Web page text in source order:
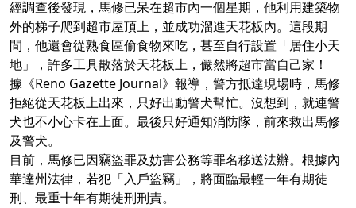
經調查後發現，馬修已呆在超市內一個星期，他利用建築物
外的梯子爬到超市屋頂上，並成功溜進天花板內。這段期
間，他還會從熟食區偷食物來吃，甚至自行設置「居住小天
地」，許多工具散落於天花板上，儼然將超市當自己家！
據《Reno Gazette Journal》報導，警方抵達現場時，馬修
拒絕從天花板上出來，只好出動警犬幫忙。沒想到，就連警
犬也不小心卡在上面。最後只好通知消防隊，前來救出馬修
及警犬。
目前，馬修已因竊盜罪及妨害公務等罪名移送法辦。根據內
華達州法律 ，若犯「入戶盜竊」，將面臨最輕一年有期徒
刑、最重十年有期徒刑刑責。